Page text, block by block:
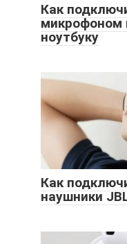
Как
микрофоном
ноутбуку
Как
наушники